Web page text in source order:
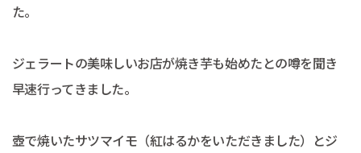
た。
ジェラートの美味しいお店が焼き芋も始めたとの噂を聞き
早速行ってきました。
壺で焼いたサツマイモ（紅はるかをいただきました）とジ